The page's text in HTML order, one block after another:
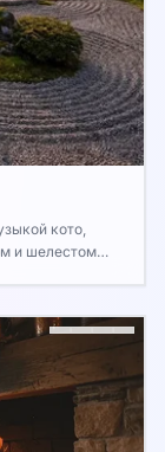
кото,
и шелестом